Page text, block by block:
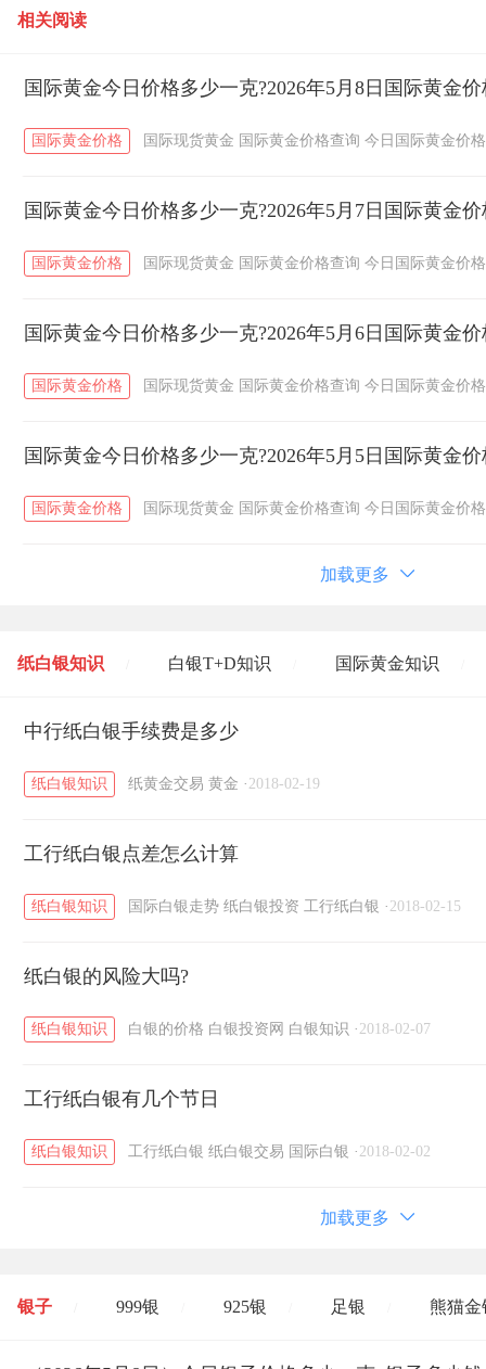
相关阅读
国际黄金今日价格多少一克?2026年5月8日国际黄金
国际黄金价格 国际现货黄金 国际黄金价格查询 今日国际黄金价格
国际黄金今日价格多少一克?2026年5月7日国际黄金
国际黄金价格 国际现货黄金 国际黄金价格查询 今日国际黄金价格
国际黄金今日价格多少一克?2026年5月6日国际黄金
国际黄金价格 国际现货黄金 国际黄金价格查询 今日国际黄金价格
国际黄金今日价格多少一克?2026年5月5日国际黄金
国际黄金价格 国际现货黄金 国际黄金价格查询 今日国际黄金价格
加载更多
纸白银知识 白银T+D知识 国际黄金知识
黄金T+D知识 / 粤贵银知识
中行纸白银手续费是多少
纸白银知识 纸黄金交易 黄金 · 2018-02-19
工行纸白银点差怎么计算
纸白银知识 国际白银走势 纸白银投资 工行纸白银 · 2018-02-15
纸白银的风险大吗?
纸白银知识 白银的价格 白银投资网 白银知识 · 2018-02-07
工行纸白银有几个节日
纸白银知识 工行纸白银 纸白银交易 国际白银 · 2018-02-02
加载更多
银子 999银 925银 足银 熊猫金